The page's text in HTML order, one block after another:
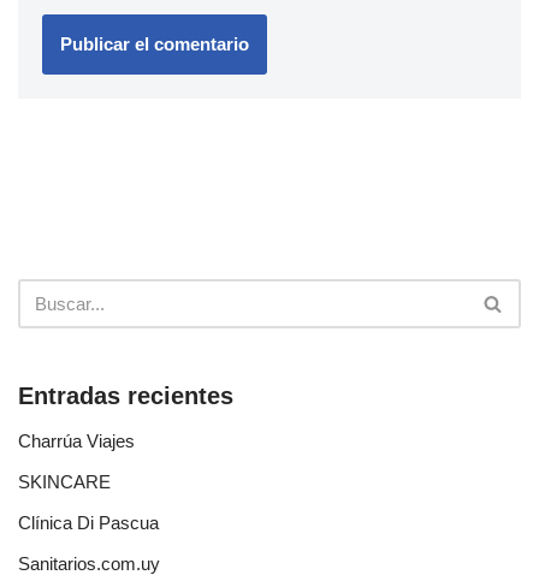
Entradas recientes
Charrúa Viajes
SKINCARE
Clínica Di Pascua
Sanitarios.com.uy